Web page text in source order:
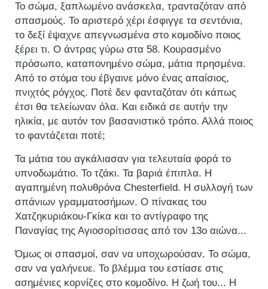
Το σώμα, ξαπλωμένο ανάσκελα, τρανταζόταν από
σπασμούς. Το αριστερό χέρι έσφιγγε τα σεντόνια,
το δεξί έψαχνε απεγνωσμένα στο κομοδίνο ποιος
ξέρει τι. Ο άντρας γύρω στα 58. Κουρασμένο
πρόσωπο, καταπονημένο σώμα, μάτια πρησμένα.
Από το στόμα του έβγαινε μόνο ένας απαίσιος,
πνιχτός ρόγχος. Ποτέ δεν φανταζόταν ότι κάπως
έτσι θα τελείωναν όλα. Και ειδικά σε αυτήν την
ηλικία, με αυτόν τον βασανιστικό τρόπο. Αλλά ποιος
το φαντάζεται ποτέ;
Τα μάτια του αγκάλιασαν για τελευταία φορά το
υπνοδωμάτιο. Το τζάκι. Τα βαριά έπιπλα. Η
αγαπημένη πολυθρόνα Chesterfield. Η συλλογή των
σπάνιων γραμματοσήμων. Ο πίνακας του
Χατζηκυριάκου-Γκίκα και το αντίγραφο της
Παναγίας της Αγιοσορίτισσας από τον 13o αιώνα...
Όμως οι σπασμοί, σαν να υποχωρούσαν. Το σώμα,
σαν να γαλήνευε. Το βλέμμα του εστίασε στις
ασημένιες κορνίζες στο κομοδίνο. Η ζωή του... Η